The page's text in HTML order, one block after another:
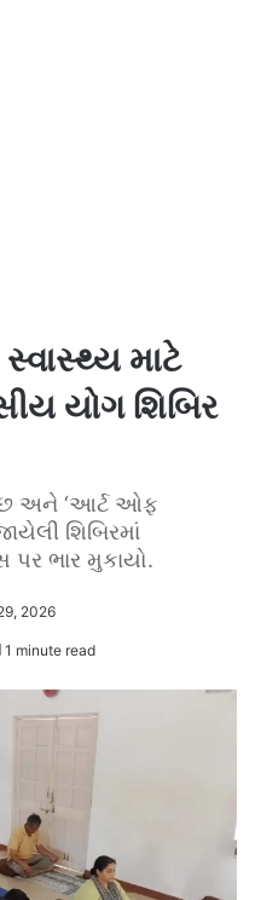
માટે
યોગ શિબિર
અને ‘આર્ટ ઓફ
શિબિરમાં
ભાર મુકાયો.
2026
1 minute read